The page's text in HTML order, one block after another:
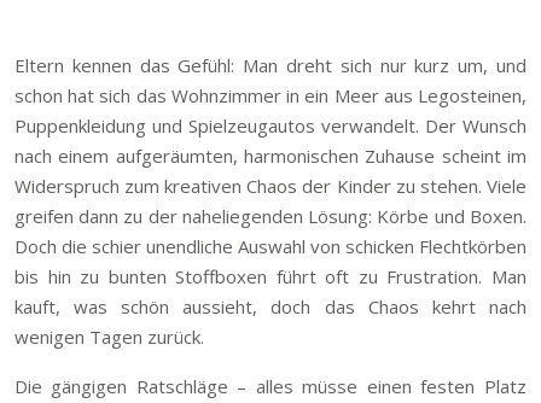
Eltern kennen das Gefühl: Man dreht sich nur kurz um, und
schon hat sich das Wohnzimmer in ein Meer aus Legosteinen,
Puppenkleidung und Spielzeugautos verwandelt. Der Wunsch
nach einem aufgeräumten, harmonischen Zuhause scheint im
Widerspruch zum kreativen Chaos der Kinder zu stehen. Viele
greifen dann zu der naheliegenden Lösung: Körbe und Boxen.
Doch die schier unendliche Auswahl von schicken Flechtkörben
bis hin zu bunten Stoffboxen führt oft zu Frustration. Man
kauft, was schön aussieht, doch das Chaos kehrt nach
wenigen Tagen zurück.
Die gängigen Ratschläge – alles müsse einen festen Platz